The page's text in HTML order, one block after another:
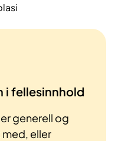
i fellesinnhold
generell og
eller